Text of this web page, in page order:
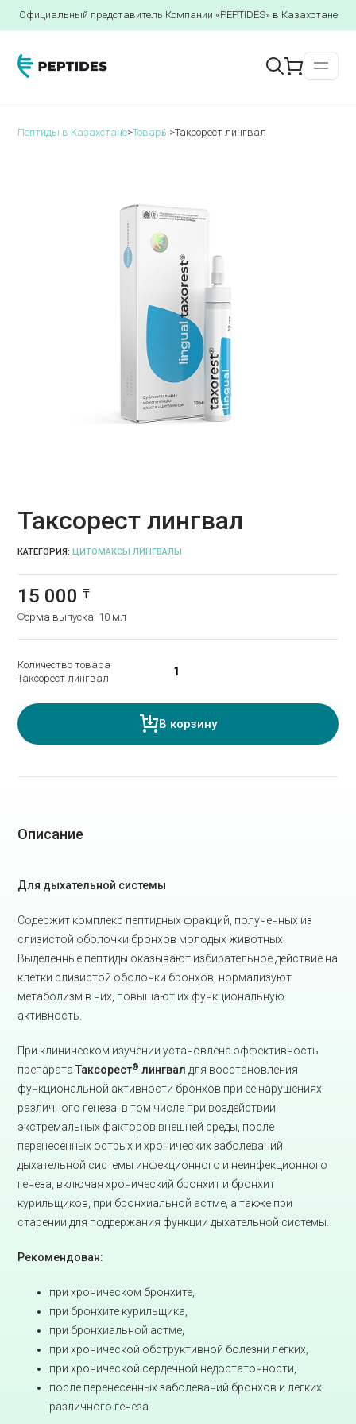
Официальный представитель Компании «PEPTIDES» в Казахстане
Пептиды в Казахстане>Товары>Таксорест лингвал
Таксорест лингвал
15 000₸
Форма выпуска: 10 мл
Количество товара
Таксорест лингвал
В корзину
КАТЕГОРИЯ: ЦИТОМАКСЫ ЛИНГВАЛЫ
Описание
Для дыхательной системы
Содержит комплекс пептидных фракций, полученных из
слизистой оболочки бронхов молодых животных.
Выделенные пептиды оказывают избирательное действие на
клетки слизистой оболочки бронхов, нормализуют
метаболизм в них, повышают их функциональную
активность.
При клиническом изучении установлена эффективность
препаратаТаксорест® лингвал для восстановления
функциональной активности бронхов при ее нарушениях
различного генеза, в том числе при воздействии
экстремальных факторов внешней среды, после
перенесенных острых и хронических заболеваний
дыхательной системы инфекционного и неинфекционного
генеза, включая хронический бронхит и бронхит
курильщиков, при бронхиальной астме, а также при
старении для поддержания функции дыхательной системы.
Рекомендован:
при хроническом бронхите,
при бронхите курильщика,
при бронхиальной астме,
при хронической обструктивной болезни легких,
при хронической сердечной недостаточности,
после перенесенных заболеваний бронхов и легких
различного генеза.